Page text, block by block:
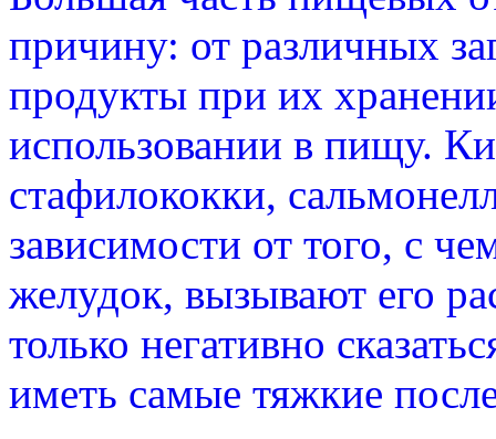
причину: от различных
продукты при их
использовании в пищу.
стафилококки,
зависимости от того, с
желудок, вызывают его
только негативно
иметь самые тяжкие